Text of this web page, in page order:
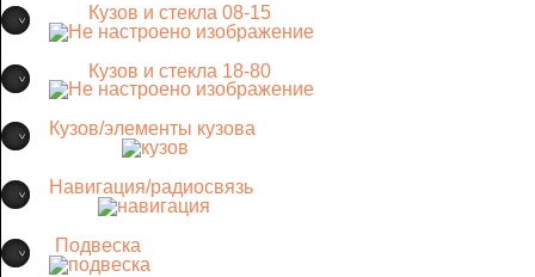
Кузов и стекла 08-15
Кузов и стекла 18-80
Кузов/элементы кузова
Навигация/радиосвязь
Подвеска